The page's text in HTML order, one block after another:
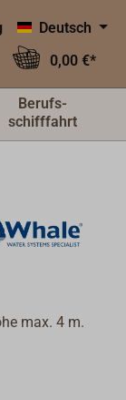
Deutsch
0,00 €*
Berufs-
schifffahrt
max. 4 m.